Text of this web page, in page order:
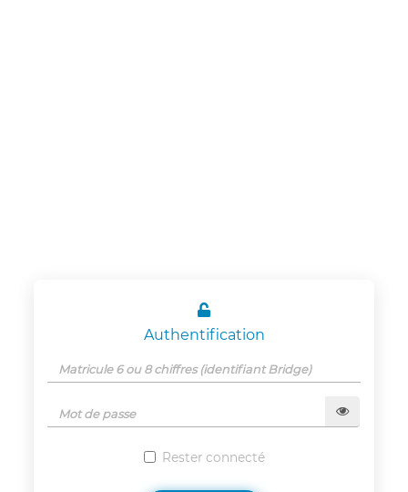

Authentification
Rester connecté